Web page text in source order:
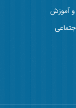
و آموزش